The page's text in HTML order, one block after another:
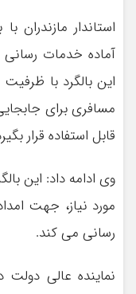
استاندار مازندران
آماده خدمات رسانی
مسافری برای
قابل استفاده قرار
وی ادامه داد: این
مورد نیاز، جهت
رسانی می کند.
نماینده عالی دولت